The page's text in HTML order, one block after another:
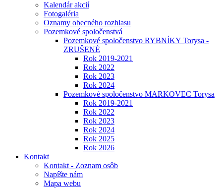
Kalendár akcií
Fotogaléria
Oznamy obecného rozhlasu
Pozemkové spoločenstvá
Pozemkové spoločenstvo RYBNÍKY Torysa -
ZRUŠENÉ
Rok 2019-2021
Rok 2022
Rok 2023
Rok 2024
Pozemkové spoločenstvo MARKOVEC Torysa
Rok 2019-2021
Rok 2022
Rok 2023
Rok 2024
Rok 2025
Rok 2026
Kontakt
Kontakt - Zoznam osôb
Napíšte nám
Mapa webu